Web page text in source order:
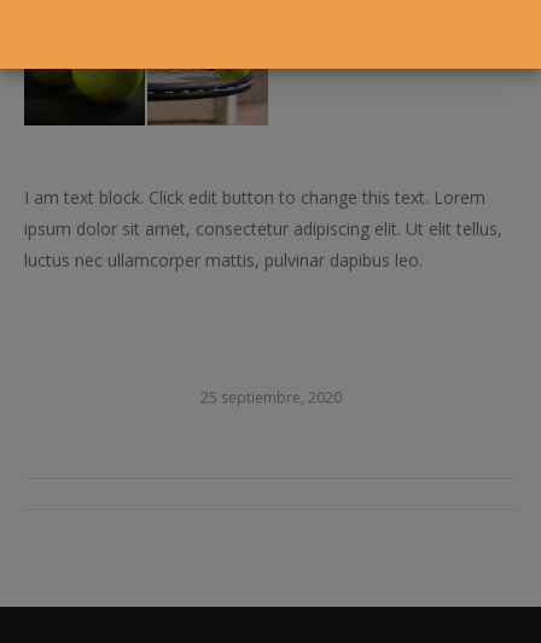
I am text block. Click edit button to change this text. Lorem
ipsum dolor sit amet, consectetur adipiscing elit. Ut elit tellus,
luctus nec ullamcorper mattis, pulvinar dapibus leo.
25 septiembre, 2020
álbumes